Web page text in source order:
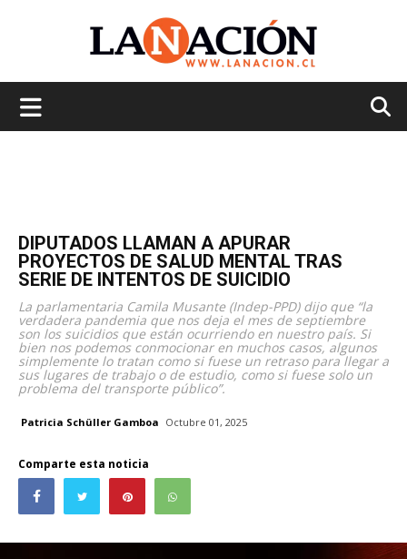
DIPUTADOS LLAMAN A APURAR
PROYECTOS DE SALUD MENTAL TRAS
SERIE DE INTENTOS DE SUICIDIO
La parlamentaria Camila Musante (Indep-PPD) dijo que “la
verdadera pandemia que nos deja el mes de septiembre
son los suicidios que están ocurriendo en nuestro país. Si
bien nos podemos conmocionar en muchos casos, algunos
simplemente lo tratan como si fuese un retraso para llegar a
sus lugares de trabajo o de estudio, como si fuese solo un
problema del transporte público”.
Patricia Schüller Gamboa Octubre 01, 2025
Comparte esta noticia